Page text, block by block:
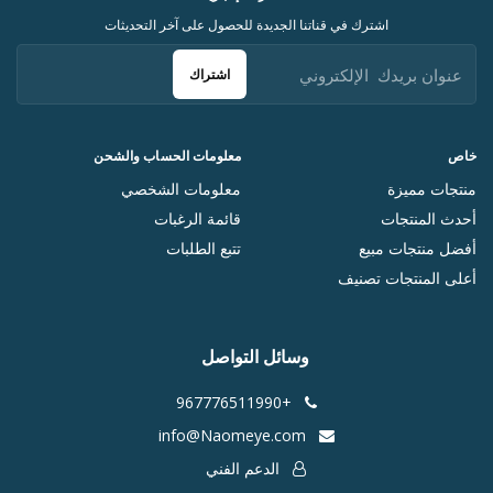
خاص
منتجات مميزة
أحدث المنتجات
أفضل منتجات مبيع
أعلى المنتجات تصنيف
معلومات الحساب والشحن
معلومات الشخصي
قائمة الرغبات
تتبع الطلبات
اشترك في قناتنا الجديدة للحصول على آخر التحديثات
اشتراك
وسائل التواصل
+967776511990
الدعم الفني